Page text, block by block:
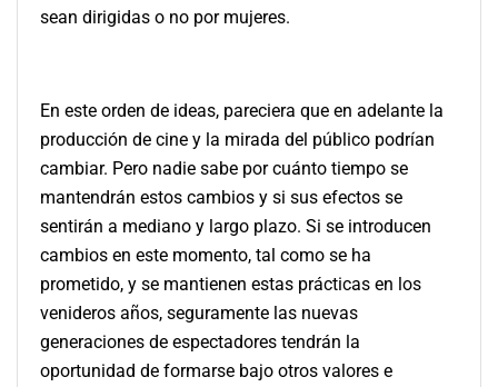
sean dirigidas o no por mujeres.
En este orden de ideas, pareciera que en adelante la
producción de cine y la mirada del público podrían
cambiar. Pero nadie sabe por cuánto tiempo se
mantendrán estos cambios y si sus efectos se
sentirán a mediano y largo plazo. Si se introducen
cambios en este momento, tal como se ha
prometido, y se mantienen estas prácticas en los
venideros años, seguramente las nuevas
generaciones de espectadores tendrán la
oportunidad de formarse bajo otros valores e